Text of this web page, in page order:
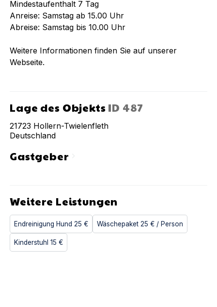
Mindestaufenthalt 7 Tag
Anreise: Samstag ab 15.00 Uhr
Abreise: Samstag bis 10.00 Uhr
Weitere Informationen finden Sie auf unserer
Webseite.
Lage des Objekts ID 487
21723 Hollern-Twielenfleth
Deutschland
Gastgeberchevron_right
Weitere Leistungen
Endreinigung Hund 25 € Wäschepaket 25 € / Person
Kinderstuhl 15 €